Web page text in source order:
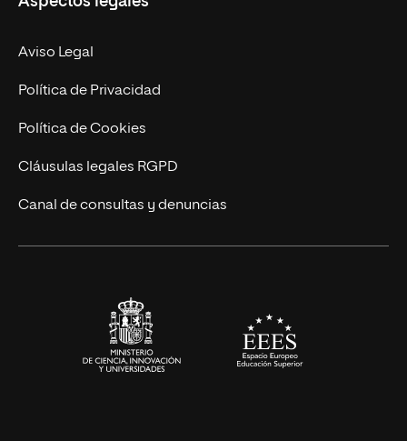
Doctorados
Experto Universitario
Postgrados
Cursos Universitarios
Facultades
Nuestro Equipo
Trabaja en UNIR
Actualidad
UNIR Revista
Eventos
Aviso Legal
Política de Privacidad
Política de Cookies
Cláusulas legales RGPD
Canal de consultas y denuncias